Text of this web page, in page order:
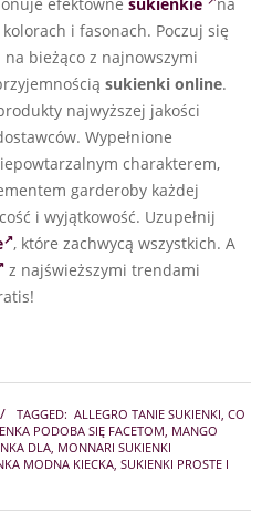
i fasonach. Poczuj się
bieżąco z najnowszymi
sukienki online.
najwyższej jakości
Wypełnione
charakterem,
garderoby każdej
i wyjątkowość. Uzupełnij
, które zachwycą wszystkich. A
z najświeższymi trendami
TAGGED: ALLEGRO TANIE SUKIENKI CO
PODOBA SIĘ FACETOM MANGO
DLA MONNARI SUKIENKI
MODNA KIECKA SUKIENKI PROSTE I